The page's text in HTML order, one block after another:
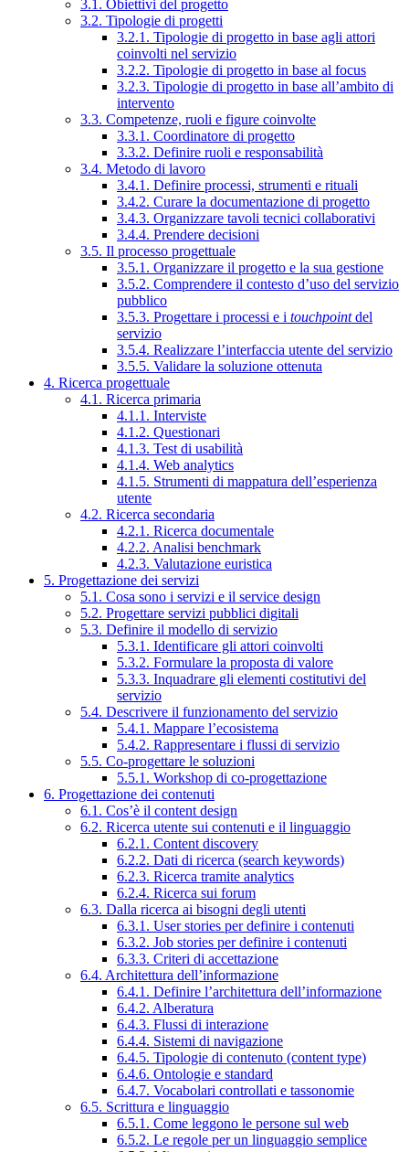
3.1. Obiettivi del progetto
3.2. Tipologie di progetti
3.2.1. Tipologie di progetto in base agli attori
coinvolti nel servizio
3.2.2. Tipologie di progetto in base al focus
3.2.3. Tipologie di progetto in base all’ambito di
intervento
3.3. Competenze, ruoli e figure coinvolte
3.3.1. Coordinatore di progetto
3.3.2. Definire ruoli e responsabilità
3.4. Metodo di lavoro
3.4.1. Definire processi, strumenti e rituali
3.4.2. Curare la documentazione di progetto
3.4.3. Organizzare tavoli tecnici collaborativi
3.4.4. Prendere decisioni
3.5. Il processo progettuale
3.5.1. Organizzare il progetto e la sua gestione
3.5.2. Comprendere il contesto d’uso del servizio
pubblico
3.5.3. Progettare i processi e i touchpointdel
servizio
3.5.4. Realizzare l’interfaccia utente del servizio
3.5.5. Validare la soluzione ottenuta
4. Ricerca progettuale
4.1. Ricerca primaria
4.1.1. Interviste
4.1.2. Questionari
4.1.3. Test di usabilità
4.1.4. Web analytics
4.1.5. Strumenti di mappatura dell’esperienza
utente
4.2. Ricerca secondaria
4.2.1. Ricerca documentale
4.2.2. Analisi benchmark
4.2.3. Valutazione euristica
5. Progettazione dei servizi
5.1. Cosa sono i servizi e il service design
5.2. Progettare servizi pubblici digitali
5.3. Definire il modello di servizio
5.3.1. Identificare gli attori coinvolti
5.3.2. Formulare la proposta di valore
5.3.3. Inquadrare gli elementi costitutivi del
servizio
5.4. Descrivere il funzionamento del servizio
5.4.1. Mappare l’ecosistema
5.4.2. Rappresentare i flussi di servizio
5.5. Co-progettare le soluzioni
5.5.1. Workshop di co-progettazione
6. Progettazione dei contenuti
6.1. Cos’è il content design
6.2. Ricerca utente sui contenuti e il linguaggio
6.2.1. Content discovery
6.2.2. Dati di ricerca (search keywords)
6.2.3. Ricerca tramite analytics
6.2.4. Ricerca sui forum
6.3. Dalla ricerca ai bisogni degli utenti
6.3.1. User stories per definire i contenuti
6.3.2. Job stories per definire i contenuti
6.3.3. Criteri di accettazione
6.4. Architettura dell’informazione
6.4.1. Definire l’architettura dell’informazione
6.4.2. Alberatura
6.4.3. Flussi di interazione
6.4.4. Sistemi di navigazione
6.4.5. Tipologie di contenuto (content type)
6.4.6. Ontologie e standard
6.4.7. Vocabolari controllati e tassonomie
6.5. Scrittura e linguaggio
6.5.1. Come leggono le persone sul web
6.5.2. Le regole per un linguaggio semplice